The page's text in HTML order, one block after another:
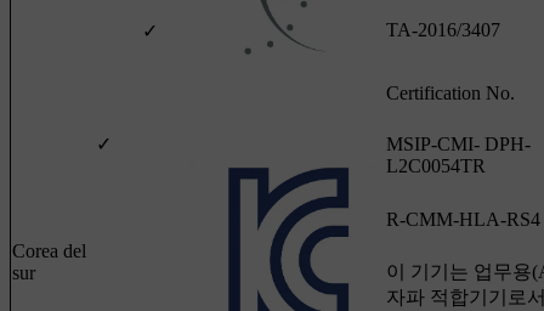
✓ TA-2016/3407
Corea del
sur
✓
Certification No.
MSIP-CMI- DPH-
L2C0054TR
R-CMM-HLA-RS4
이 기기는 업무용
자파 적합기기로